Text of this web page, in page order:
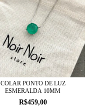
COLAR PONTO DE LUZ
ESMERALDA 10MM
R$459,00